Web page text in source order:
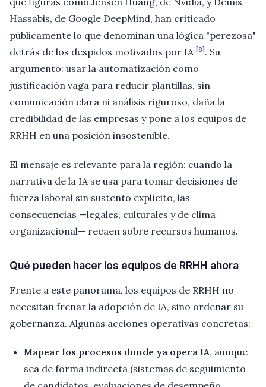
Hassabis, de Google DeepMind, han criticado
públicamente lo que denominan una lógica "perezosa"
detrás de los despidos motivados por IA [8]. Su
argumento: usar la automatización como
justificación vaga para reducir plantillas, sin
comunicación clara ni análisis riguroso, daña la
credibilidad de las empresas y pone a los equipos de
RRHH en una posición insostenible.
El mensaje es relevante para la región: cuando la
narrativa de la IA se usa para tomar decisiones de
fuerza laboral sin sustento explícito, las
consecuencias —legales, culturales y de clima
organizacional— recaen sobre recursos humanos.
Qué pueden hacer los equipos de RRHH ahora
Frente a este panorama, los equipos de RRHH no
necesitan frenar la adopción de IA, sino ordenar su
gobernanza. Algunas acciones operativas concretas:
Mapear los procesos donde ya opera IA, aunque
sea de forma indirecta (sistemas de seguimiento